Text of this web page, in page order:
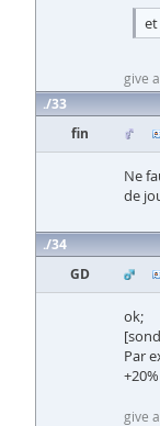
et
give
33
fin
Ne
de
34
GD
ok;
Par
give